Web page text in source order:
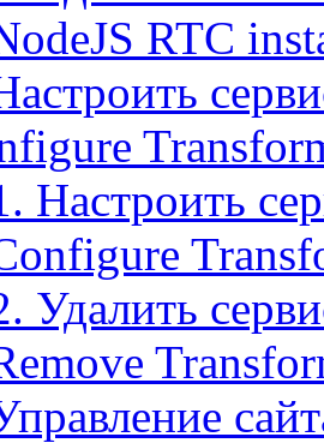
RTC
Настроить
Удалить